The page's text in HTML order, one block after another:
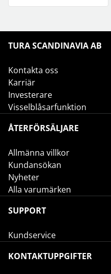
TURA SCANDINAVIA AB
Kontakta oss
Karriär
Investerare
Visselblåsarfunktion
ÅTERFÖRSÄLJARE
Allmänna villkor
Kundansökan
Nyheter
Alla varumärken
SUPPORT
Kundservice
KONTAKTUPPGIFTER